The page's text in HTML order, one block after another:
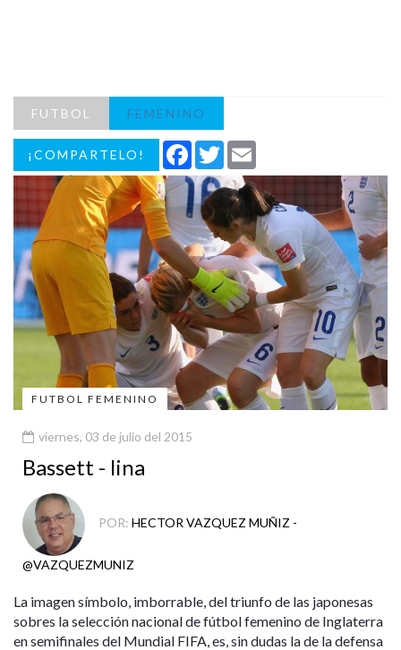
FUTBOL FEMENINO
¡COMPARTELO! Facebook
Twitter
FUTBOL FEMENINO
viernes, 03 de julio del 2015
Bassett - lina
POR: HECTOR VAZQUEZ MUÑIZ -
@VAZQUEZMUNIZ
La imagen símbolo, imborrable, del triunfo de las japonesas
sobres la selección nacional de fútbol femenino de Inglaterra
en semifinales del Mundial FIFA, es, sin dudas la de la defensa